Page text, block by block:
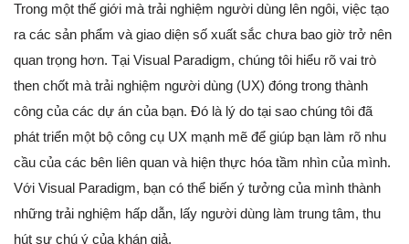
Trong một thế giới mà trải nghiệm người dùng lên ngôi, việc tạo
ra các sản phẩm và giao diện số xuất sắc chưa bao giờ trở nên
quan trọng hơn. Tại Visual Paradigm, chúng tôi hiểu rõ vai trò
then chốt mà trải nghiệm người dùng (UX) đóng trong thành
công của các dự án của bạn. Đó là lý do tại sao chúng tôi đã
phát triển một bộ công cụ UX mạnh mẽ để giúp bạn làm rõ nhu
cầu của các bên liên quan và hiện thực hóa tầm nhìn của mình.
Với Visual Paradigm, bạn có thể biến ý tưởng của mình thành
những trải nghiệm hấp dẫn, lấy người dùng làm trung tâm, thu
hút sự chú ý của khán giả.